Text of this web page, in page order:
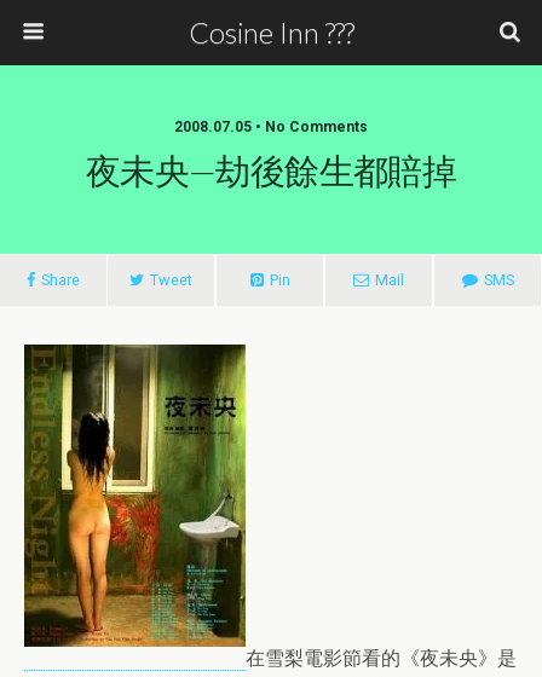
Cosine Inn ???
2008.07.05 • No Comments
夜未央—劫後餘生都賠掉
Share Tweet Pin Mail SMS
在雪梨電影節看的《夜未央》是